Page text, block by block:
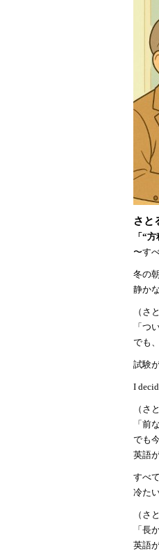
さと
「 “方
〜す
冬の朝
静か
（さ
「つ
でも
試験
I
（さ
「前
でも
英語
すべ
冷た
（さ
「長
英語